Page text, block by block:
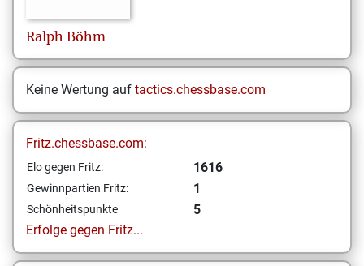
Ralph Böhm
Keine Wertung auf tactics.chessbase.com
Fritz.chessbase.com:
Elo gegen Fritz: 1616
Gewinnpartien Fritz: 1
Schönheitspunkte
5
Erfolge gegen Fritz...